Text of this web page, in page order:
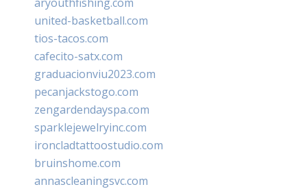
united-basketball.com
tios-tacos.com
cafecito-satx.com
graduacionviu2023.com
pecanjackstogo.com
zengardendayspa.com
sparklejewelryinc.com
ironcladtattoostudio.com
bruinshome.com
annascleaningsvc.com